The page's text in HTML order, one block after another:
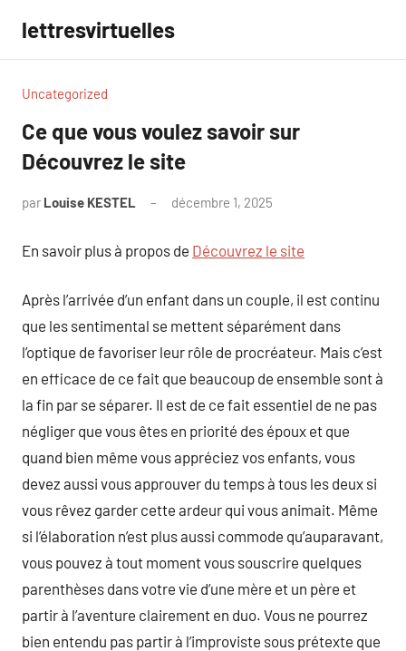
contenu
lettresvirtuelles
Uncategorized
Ce que vous voulez savoir sur
Découvrez le site
par Louise KESTEL décembre 1, 2025
En savoir plus à propos de Découvrez le site
Après l’arrivée d’un enfant dans un couple, il est continu
que les sentimental se mettent séparément dans
l’optique de favoriser leur rôle de procréateur. Mais c’est
en efficace de ce fait que beaucoup de ensemble sont à
la fin par se séparer. Il est de ce fait essentiel de ne pas
négliger que vous êtes en priorité des époux et que
quand bien même vous appréciez vos enfants, vous
devez aussi vous approuver du temps à tous les deux si
vous rêvez garder cette ardeur qui vous animait. Même
si l’élaboration n’est plus aussi commode qu’auparavant,
vous pouvez à tout moment vous souscrire quelques
parenthèses dans votre vie d’une mère et un père et
partir à l’aventure clairement en duo. Vous ne pourrez
bien entendu pas partir à l’improviste sous prétexte que